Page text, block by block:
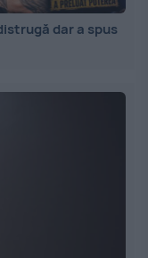
dar a spus